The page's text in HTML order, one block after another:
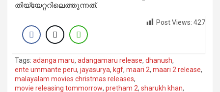
തിയ്യേറ്ററിലെത്തുന്നത്.
Post Views: 427
Tags: adanga maru, adangamaru release, dhanush,
ente ummante peru, jayasurya, kgf, maari 2, maari 2 release,
malayalam movies christmas releases,
movie releasing tommorrow, pretham 2, sharukh khan,